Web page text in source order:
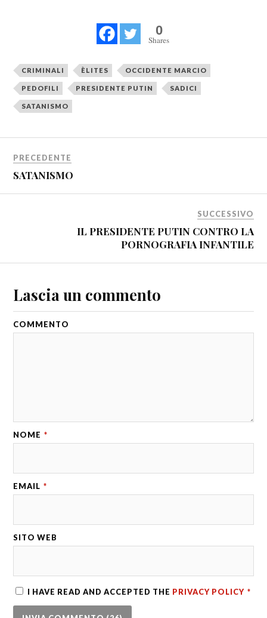
0
Shares
CRIMINALI ÈLITES OCCIDENTE MARCIO
PEDOFILI PRESIDENTE PUTIN SADICI
SATANISMO
PRECEDENTE
SATANISMO
SUCCESSIVO
IL PRESIDENTE PUTIN CONTRO LA
PORNOGRAFIA INFANTILE
Lascia un commento
COMMENTO
NOME *
EMAIL *
SITO WEB
I HAVE READ AND ACCEPTED THE PRIVACY POLICY *